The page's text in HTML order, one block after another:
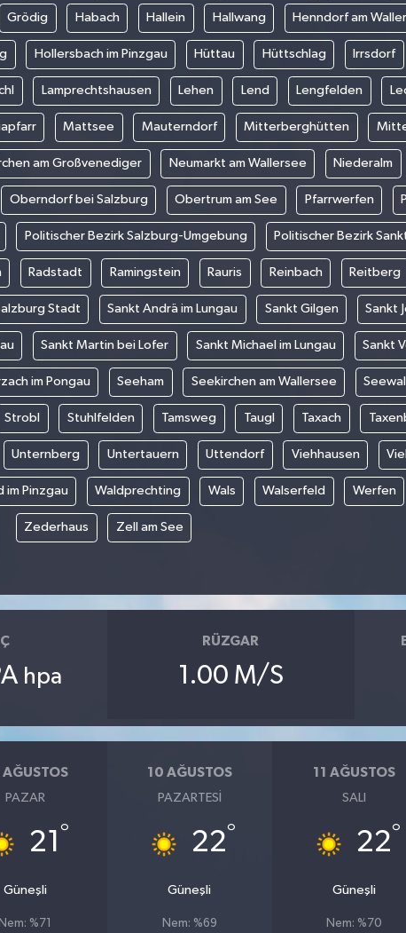
Grödig Habach Hallein Hallwang Henndorf am
Hollersbach im Pinzgau Hüttau Hüttschlag Irrsdorf
Lamprechtshausen Lehen Lend Lengfelden
Mattsee Mauterndorf Mitterberghütten
am Großvenediger Neumarkt am Wallersee Niederalm
Oberndorf bei Salzburg Obertrum am See Pfarrwerfen
Politischer Bezirk Salzburg-Umgebung Politischer Bezirk
Radstadt Ramingstein Rauris Reinbach Reitberg
Stadt Sankt Andrä im Lungau Sankt Gilgen Sankt
Sankt Martin bei Lofer Sankt Michael im Lungau Sankt
im Pongau Seeham Seekirchen am Wallersee
Strobl Stuhlfelden Tamsweg Taugl Taxach
Unternberg Untertauern Uttendorf Viehhausen
im Pinzgau Waldprechting Wals Walserfeld Werfen
Zederhaus Zell am See
hpa
RÜZGAR
1.00 M/S
PAZAR
21 °
Güneşli
Nem: %71
10 AĞUSTOS
PAZARTESI
22°
Güneşli
Nem: %69
11 AĞUSTOS
SALI
22°
Güneşli
Nem: %70